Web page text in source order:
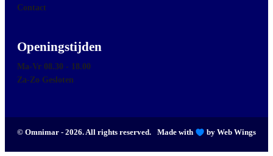
Contact
Openingstijden
Ma-Vr 08.30 - 18.00
Za-Zo Gesloten
© Omnimar - 2026. All rights reserved. Made with by Web Wings